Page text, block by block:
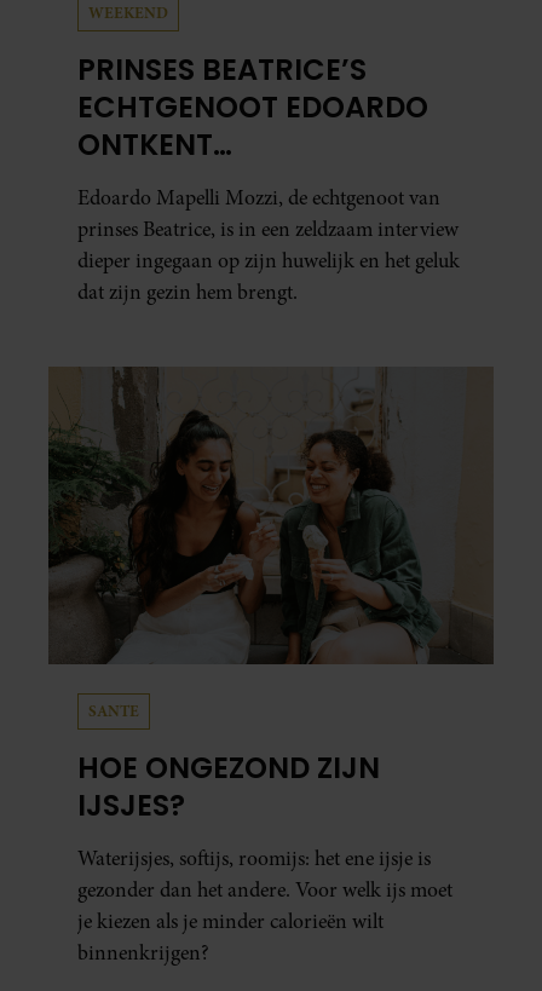
WEEKEND
PRINSES BEATRICE’S
ECHTGENOOT EDOARDO
ONTKENT
HUWELIJKSPROBLEMEN
Edoardo Mapelli Mozzi, de echtgenoot van
prinses Beatrice, is in een zeldzaam interview
dieper ingegaan op zijn huwelijk en het geluk
dat zijn gezin hem brengt.
SANTE
HOE ONGEZOND ZIJN
IJSJES?
Waterijsjes, softijs, roomijs: het ene ijsje is
gezonder dan het andere. Voor welk ijs moet
je kiezen als je minder calorieën wilt
binnenkrijgen?